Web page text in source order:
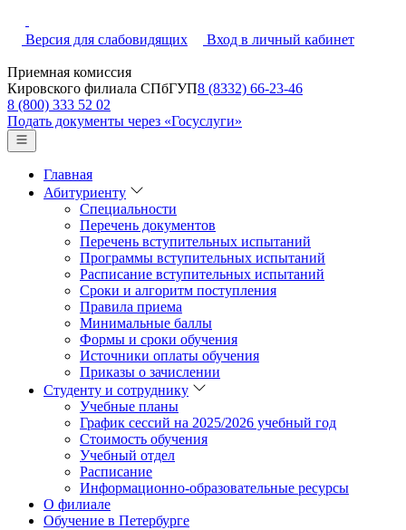
Версия для слабовидящих Вход в личный кабинет
Приемная комиссия
Кировского филиала СПбГУП8 (8332) 66-23-46
8 (800) 333 52 02
Подать документы через «Госуслуги»
Главная
Абитуриенту
Специальности
Перечень документов
Перечень вступительных испытаний
Программы вступительных испытаний
Расписание вступительных испытаний
Сроки и алгоритм поступления
Правила приема
Минимальные баллы
Формы и сроки обучения
Источники оплаты обучения
Приказы о зачислении
Студенту и сотруднику
Учебные планы
График сессий на 2025/2026 учебный год
Стоимость обучения
Учебный отдел
Расписание
Информационно-образовательные ресурсы
О филиале
Обучение в Петербурге